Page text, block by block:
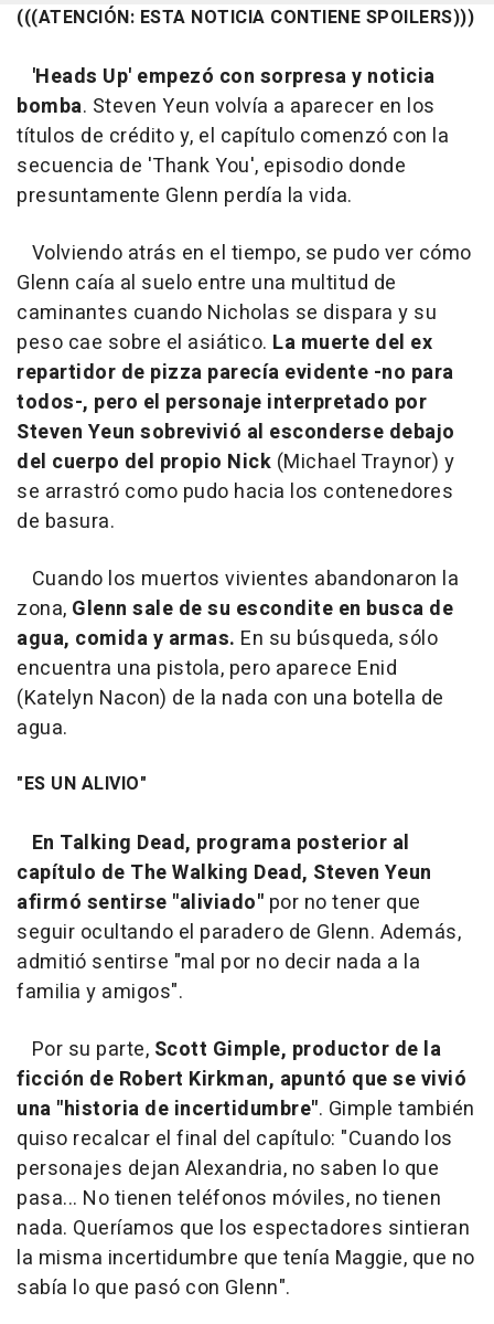
(((ATENCIÓN: ESTA NOTICIA CONTIENE SPOILERS)))
'Heads Up' empezó con sorpresa y noticia
bomba. Steven Yeun volvía a aparecer en los
títulos de crédito y, el capítulo comenzó con la
secuencia de 'Thank You', episodio donde
presuntamente Glenn perdía la vida.
Volviendo atrás en el tiempo, se pudo ver cómo
Glenn caía al suelo entre una multitud de
caminantes cuando Nicholas se dispara y su
peso cae sobre el asiático. La muerte del ex
repartidor de pizza parecía evidente -no para
todos-, pero el personaje interpretado por
Steven Yeun sobrevivió al esconderse debajo
del cuerpo del propio Nick (Michael Traynor) y
se arrastró como pudo hacia los contenedores
de basura.
Cuando los muertos vivientes abandonaron la
zona, Glenn sale de su escondite en busca de
agua, comida y armas. En su búsqueda, sólo
encuentra una pistola, pero aparece Enid
(Katelyn Nacon) de la nada con una botella de
agua.
"ES UN ALIVIO"
En Talking Dead, programa posterior al
capítulo de The Walking Dead, Steven Yeun
afirmó sentirse "aliviado" por no tener que
seguir ocultando el paradero de Glenn. Además,
admitió sentirse "mal por no decir nada a la
familia y amigos".
Por su parte, Scott Gimple, productor de la
ficción de Robert Kirkman, apuntó que se vivió
una "historia de incertidumbre". Gimple también
quiso recalcar el final del capítulo: "Cuando los
personajes dejan Alexandria, no saben lo que
pasa... No tienen teléfonos móviles, no tienen
nada. Queríamos que los espectadores sintieran
la misma incertidumbre que tenía Maggie, que no
sabía lo que pasó con Glenn".